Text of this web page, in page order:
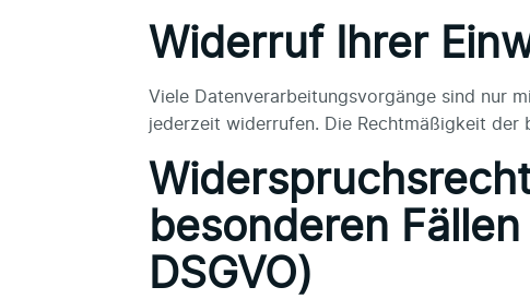
Widerruf Ihrer
Viele Datenverarbeitungsvorgänge sind nur
jederzeit widerrufen. Die Rechtmäßigkeit
besonderen
DSGVO)